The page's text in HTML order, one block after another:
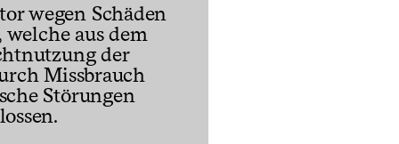
wegen Schäden
aus dem
der
Missbrauch
Störungen